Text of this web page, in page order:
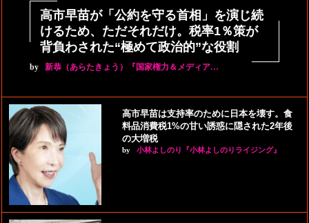
高市早苗が「公約を守る首相」を演じ続
けるため、ただそれだけ。税率1％策が
背負わされた“極めて政治的”な役割
by 新恭（あらたきょう）『国家権力＆メディア…
高市早苗は支持率のために日本を壊す。食
料品消費税1%の甘い誘惑に隠された2年後
の大増税
by 小林よしのり『小林よしのりライジング』